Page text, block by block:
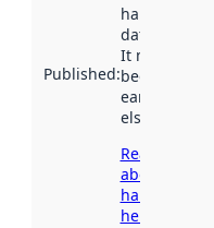
Published:
harvested by
It may have
been
earlier
elsewhere.
Read more
about
harvesting
here